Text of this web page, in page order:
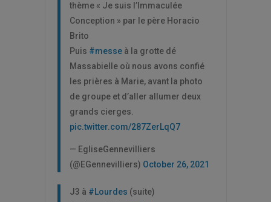
thème « Je suis l’Immaculée
Conception » par le père Horacio
Brito
Puis #messeà la grotte dé
Massabielle où nous avons confié
les prières à Marie, avant la photo
de groupe et d’aller allumer deux
grands cierges.
pic.twitter.com/287ZerLqQ7
— EgliseGennevilliers
(@EGennevilliers) October 26, 2021
J3 à #Lourdes (suite)